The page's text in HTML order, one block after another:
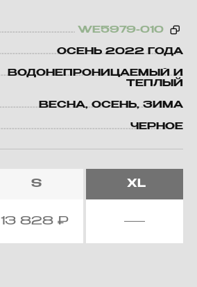
WE5979-010
ОСЕНЬ 2022 ГОДА
ВОДОНЕПРОНИЦАЕМЫЙ И
ТЕПЛЫЙ
ВЕСНА, ОСЕНЬ, ЗИМА
ЧЕРНОЕ
S
13 828₽
XL